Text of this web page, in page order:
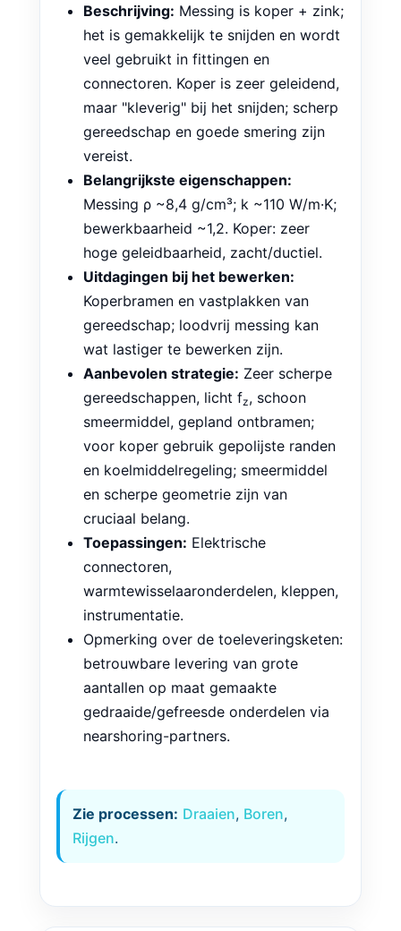
Beschrijving: Messing is koper + zink;
het is gemakkelijk te snijden en wordt
veel gebruikt in fittingen en
connectoren. Koper is zeer geleidend,
maar "kleverig" bij het snijden; scherp
gereedschap en goede smering zijn
vereist.
Belangrijkste eigenschappen:
Messing ρ ~8,4 g/cm³; k ~110 W/m·K;
bewerkbaarheid ~1,2. Koper: zeer
hoge geleidbaarheid, zacht/ductiel.
Uitdagingen bij het bewerken:
Koperbramen en vastplakken van
gereedschap; loodvrij messing kan
wat lastiger te bewerken zijn.
Aanbevolen strategie:Zeer scherpe
gereedschappen, licht fz, schoon
smeermiddel, gepland ontbramen;
voor koper gebruik gepolijste randen
en koelmiddelregeling; smeermiddel
en scherpe geometrie zijn van
cruciaal belang.
Toepassingen:Elektrische
connectoren,
warmtewisselaaronderdelen, kleppen,
instrumentatie.
Opmerking over de toeleveringsketen:
betrouwbare levering van grote
aantallen op maat gemaakte